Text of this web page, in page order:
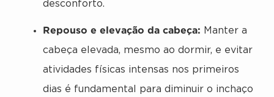
desconforto.
Repouso e elevação da cabeça: Manter a
cabeça elevada, mesmo ao dormir, e evitar
atividades físicas intensas nos primeiros
dias é fundamental para diminuir o inchaço